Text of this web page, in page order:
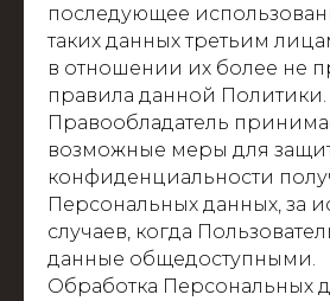
последующее
таких данных третьим
в отношении их более не
правила данной Политики.
Правообладатель
возможные меры для
конфиденциальности
Персональных данных, за
случаев, когда
данные общедоступными.
Обработка Персональных